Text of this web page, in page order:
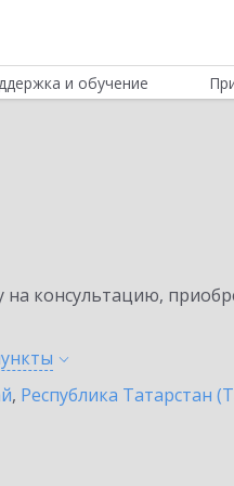
и обучение
консультацию,
, Республика Татарстан